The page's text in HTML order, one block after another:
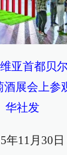
亚首都贝
酒展会上参
华社发
年11月30日